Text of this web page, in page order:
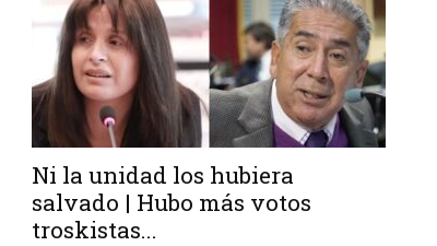
Ni la unidad los hubiera
salvado | Hubo más votos
troskistas...